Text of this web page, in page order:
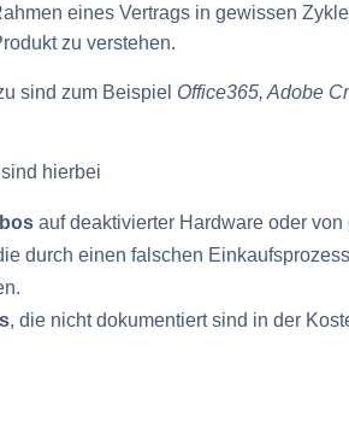
eines Vertrags in gewissen
zu verstehen.
sind zum Beispiel Office365, Adobe
hierbei
auf deaktivierter Hardware oder
durch einen falschen
, die nicht dokumentiert sind in der